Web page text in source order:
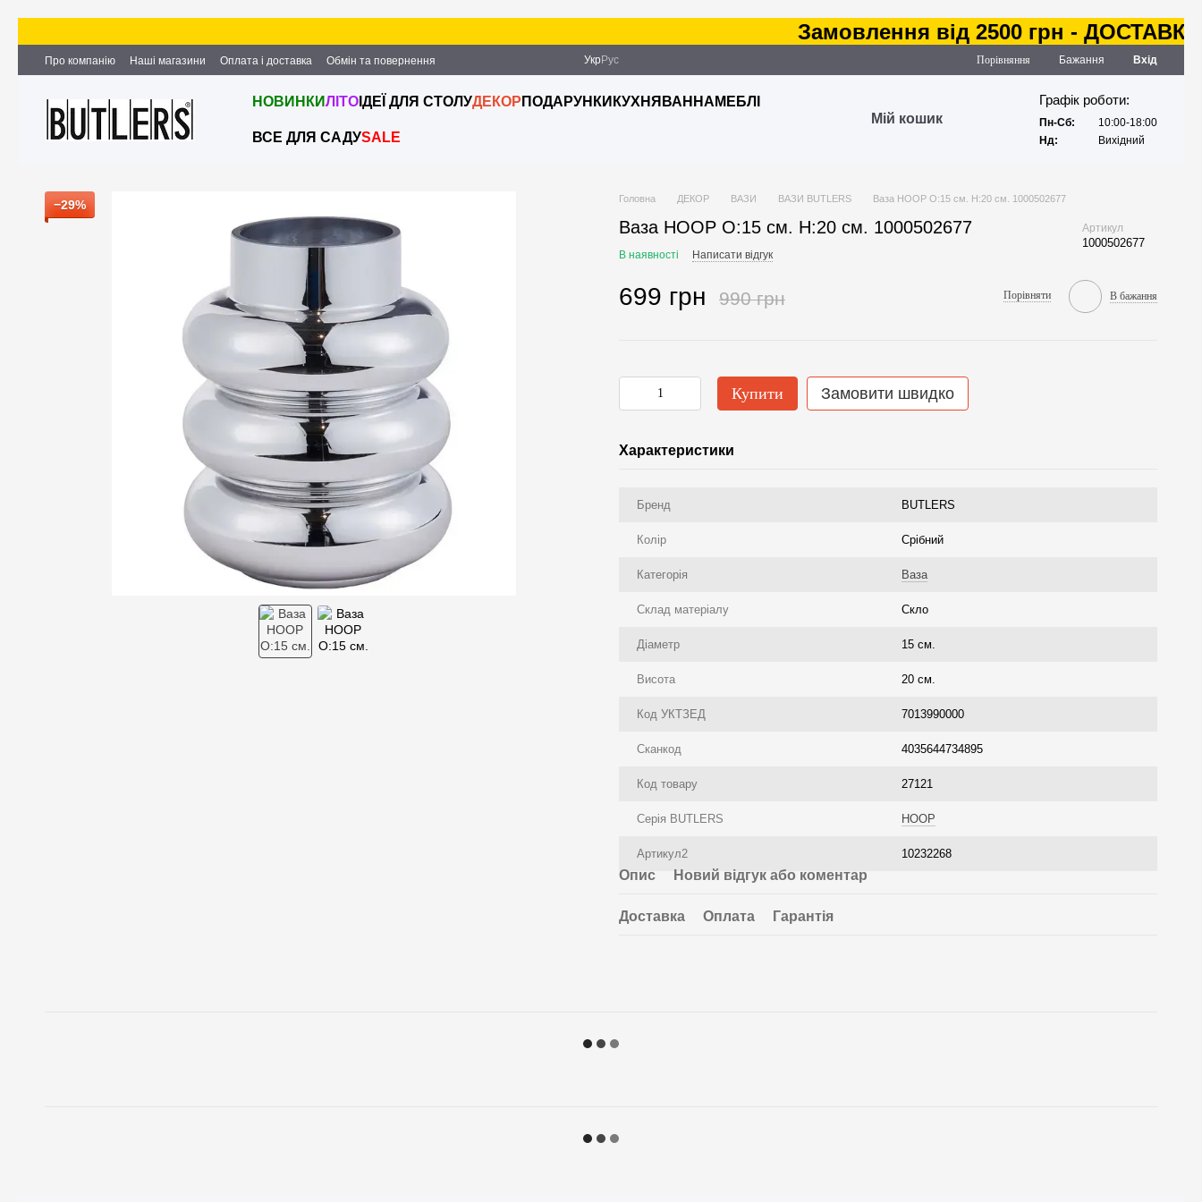
Замовлення від 2500 грн - ДОСТАВКА
Про компанію Наші магазини Оплата і доставка
Обмін та повернення
Партнерство та співпраця
Вакансії Контактна інформація
Укр Рус Порівняння Бажання Вхід
НОВИНКИЛІТО ІДЕЇ ДЛЯ СТОЛУДЕКОР ПОДАРУНКИ КУХНЯ ВАННА МЕБЛІ
ВСЕ ДЛЯ САДУSALE
Мій кошик
Графік роботи:
Пн-Сб:
10:00-18:00
Нд:
Вихідний
−29% Головна ДЕКОР ВАЗИ ВАЗИ BUTLERS Ваза HOOP O:15 см. H:20 см. 1000502677
Ваза HOOP O:15 см. H:20 см. 1000502677 Артикул
1000502677
В наявності Написати відгук
699 грн 990 грн Порівняти В бажання
Купити Замовити швидко
Характеристики
Бренд BUTLERS
Колір Срібний
Категорія Ваза
Склад матеріалу Скло
Діаметр 15 см.
Висота 20 см.
Код УКТЗЕД 7013990000
Сканкод 4035644734895
Код товару 27121
Серія BUTLERS HOOP
Артикул2 10232268
Опис Новий відгук або коментар
Доставка Оплата Гарантія